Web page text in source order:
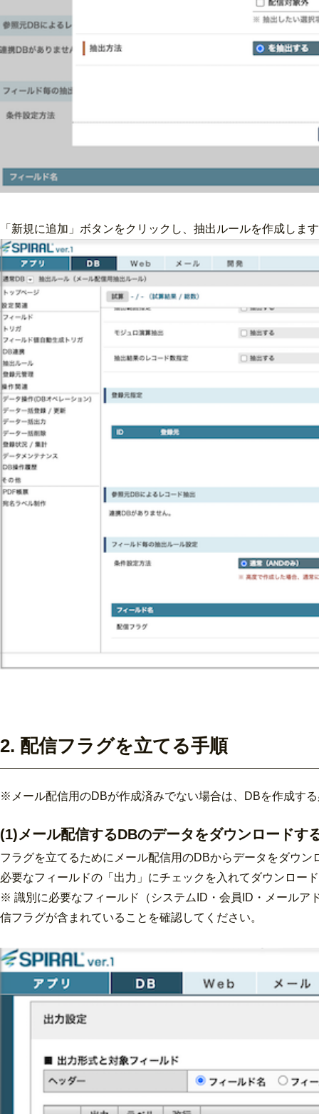
「新規に追加」ボタンをクリックし、抽出ルールを作成しま
2. 配信フラグを立てる手順
※メール配信用のDBが作成済みでない場合は、DBを作成す
(1)メール配信するDBのデータをダウンロードす
フラグを立てるためにメール配信用のDBからデータをダウ
必要なフィールドの「出力」にチェックを入れてダウンロー
※ 識別に必要なフィールド（システムID・会員ID・メールア
信フラグが含まれていることを確認してください。